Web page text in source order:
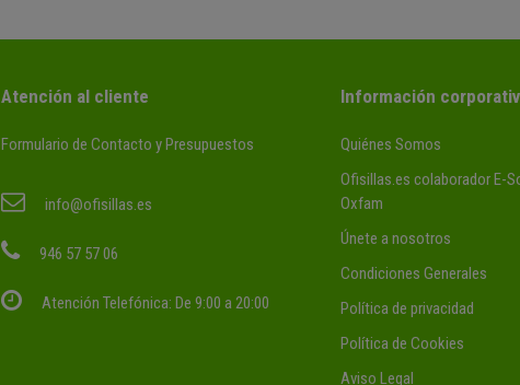
Atención al cliente
Formulario de Contacto y Presupuestos
info@ofisillas.es
946 57 57 06
Atención Telefónica: De 9:00 a 20:00
Información
Quiénes Somos
Ofisillas.es colaborador E-
Oxfam
Únete a nosotros
Condiciones Generales
Política de privacidad
Política de Cookies
Aviso Legal